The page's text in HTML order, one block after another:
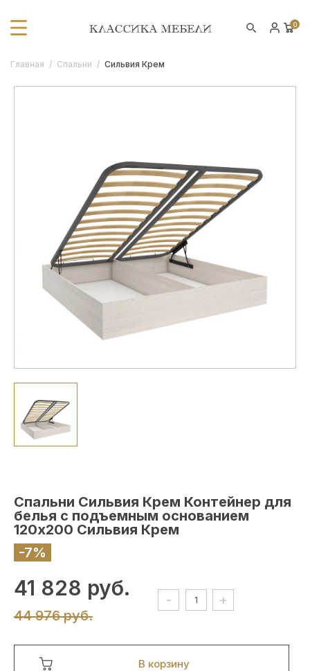
0
Главная / Спальни / Сильвия Крем
Спальни Сильвия Крем Контейнер для
белья с подъемным основанием
120х200 Сильвия Крем
-7%
41 828 руб.
44 976 руб.
- +
В корзину